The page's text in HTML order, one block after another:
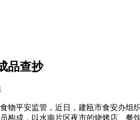
品查抄
平安监管，近日，建瓯市食安办组
构成，以水南片区夜市的烧烤店、